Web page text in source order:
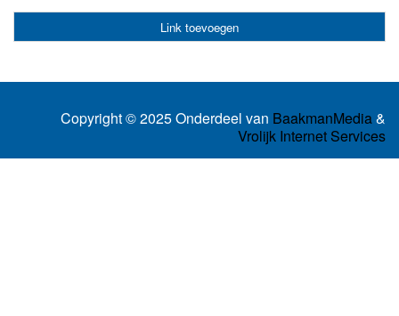
Link toevoegen
Copyright © 2025 Onderdeel van BaakmanMedia&
Vrolijk Internet Services